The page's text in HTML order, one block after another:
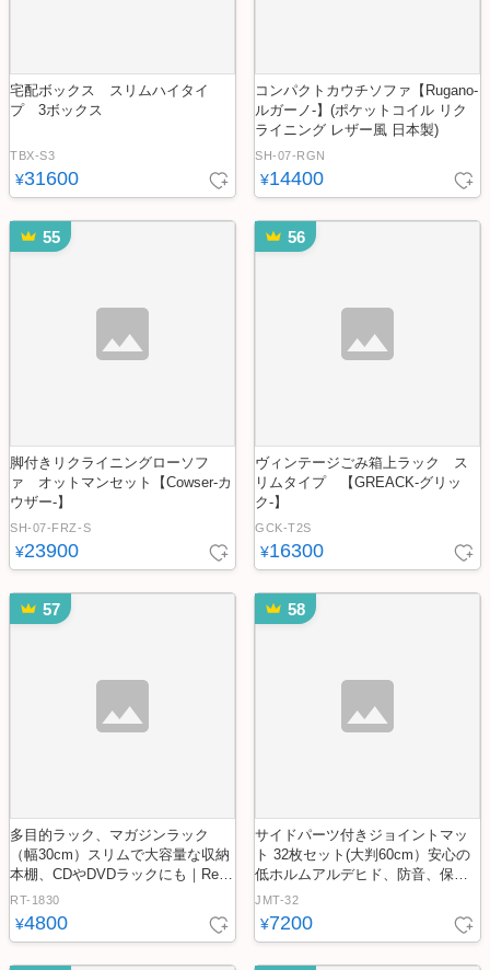
宅配ボックス スリムハイタイ
プ 3ボックス
TBX-S3
¥31600
コンパクトカウチソファ【Rugano-
ルガーノ-】(ポケットコイル リク
ライニング レザー風 日本製)
SH-07-RGN
¥14400
55
脚付きリクライニングローソフ
ァ オットマンセット【Cowser-カ
ウザー-】
SH-07-FRZ-S
¥23900
56
ヴィンテージごみ箱上ラック ス
リムタイプ 【GREACK-グリッ
ク-】
GCK-T2S
¥16300
57
多目的ラック、マガジンラック
（幅30cm）スリムで大容量な収納
本棚、CDやDVDラックにも｜Retta
-レッタ-
RT-1830
¥4800
58
サイドパーツ付きジョイントマッ
ト 32枚セット(大判60cm）安心の
低ホルムアルデヒド、防音、保温
【Nobile-ノービレ-】
JMT-32
¥7200